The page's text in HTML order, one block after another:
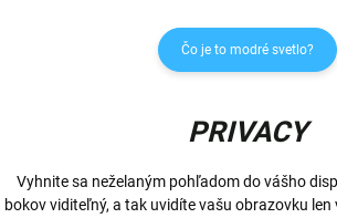
Čo je to modré svetlo?
PRIVACY
Vyhnite sa neželaným pohľadom do vášho
bokov viditeľný, a tak uvidíte vašu obrazovku